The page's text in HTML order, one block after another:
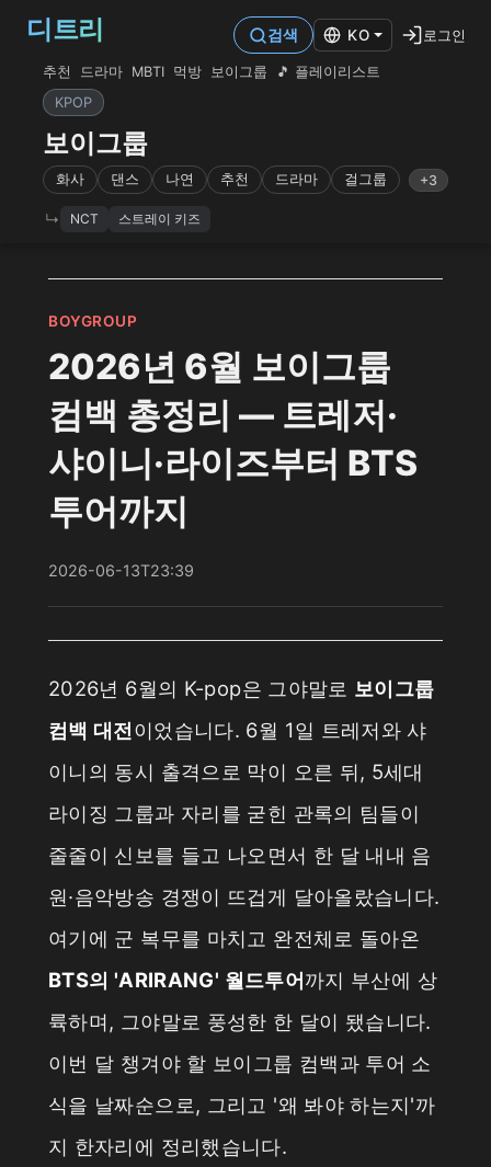
디트리
추천 드라마 MBTI 먹방 보이그룹
🎵 플레이리스트
KPOP
보이그룹
화사 댄스 나연 추천 드라마 걸그룹 +3
NCT 스트레이 키즈
검색 KO 로그인
BOYGROUP
2026년 6월 보이그룹
컴백 총정리 — 트레저·
샤이니·라이즈부터 BTS
투어까지
2026-06-13T23:39
2026년 6월의 K-pop은 그야말로 보이그룹
컴백 대전이었습니다. 6월 1일 트레저와 샤
이니의 동시 출격으로 막이 오른 뒤, 5세대
라이징 그룹과 자리를 굳힌 관록의 팀들이
줄줄이 신보를 들고 나오면서 한 달 내내 음
원·음악방송 경쟁이 뜨겁게 달아올랐습니다.
여기에 군 복무를 마치고 완전체로 돌아온
BTS의 'ARIRANG' 월드투어까지 부산에 상
륙하며, 그야말로 풍성한 한 달이 됐습니다.
이번 달 챙겨야 할 보이그룹 컴백과 투어 소
식을 날짜순으로, 그리고 '왜 봐야 하는지'까
지 한자리에 정리했습니다.